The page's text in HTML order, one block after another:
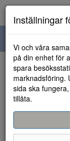
navigation
HEM
Inställningar
Vi och våra
på din enhet för
spara
marknadsföring.
sida ska
tillåta.